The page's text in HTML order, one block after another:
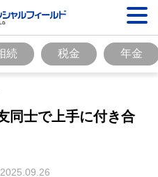
続 税金 年金
同士で上手に付き合
2025.09.26